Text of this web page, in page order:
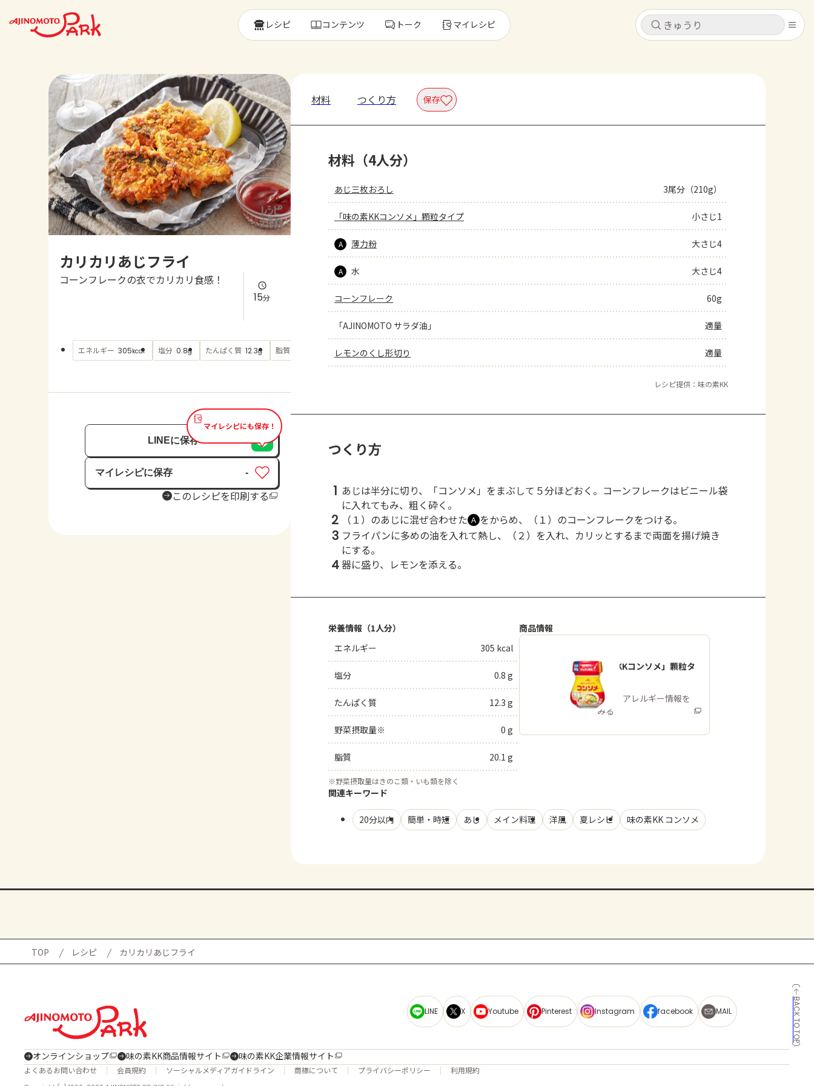
キャンセル
コンテンツ
レシピ
トーク
よくあるお問い合わせ
AJINOMOTO PARK とは
キャンセル
レシピ コンテンツ トーク マイレシピ
カリカリあじフライ
コーンフレークの衣でカリカリ食感！
15分
エネルギー 305kcal 塩分 0.8g たんぱく質 12.3g 脂質 もっと見る
マイレシピにも保存！
LINEに保存
マイレシピに保存
保存済み
-
このレシピを印刷する
材料 つくり方 保存
材料（4人分）
あじ三枚おろし 3尾分（210g）
「味の素KKコンソメ」顆粒タイプ 小さじ1
A 薄力粉 大さじ4
A 水 大さじ4
コーンフレーク 60g
「AJINOMOTO サラダ油」 適量
レモンのくし形切り 適量
レシピ提供：味の素KK
つくり方
1 あじは半分に切り、「コンソメ」をまぶして５分ほどおく。コーンフレークはビニール袋
に入れてもみ、粗く砕く。
2 （１）のあじに混ぜ合わせた Ａ をからめ、（１）のコーンフレークをつける。
3 フライパンに多めの油を入れて熱し、（２）を入れ、カリッとするまで両面を揚げ焼き
にする。
4器に盛り、レモンを添える。
栄養情報（1人分）
エネルギー
305 kcal
塩分 0.8 g
たんぱく質 12.3 g
野菜摂取量※ 0 g
脂質 20.1 g
※野菜摂取量はきのこ類・いも類を除く
商品情報
「味の素KKコンソメ」顆粒タ
イプ
商品・アレルギー情報を
みる
関連キーワード
20分以内 簡単・時短 あじ メイン料理 洋風 夏レシピ 味の素KK コンソメ
TOP レシピ カリカリあじフライ
BACK TO TOP
LINE X Youtube Pinterest Instagram facebook MAIL
オンラインショップ 味の素KK商品情報サイト 味の素KK企業情報サイト
よくあるお問い合わせ 会員規約 ソーシャルメディアガイドライン 商標について プライバシーポリシー 利用規約